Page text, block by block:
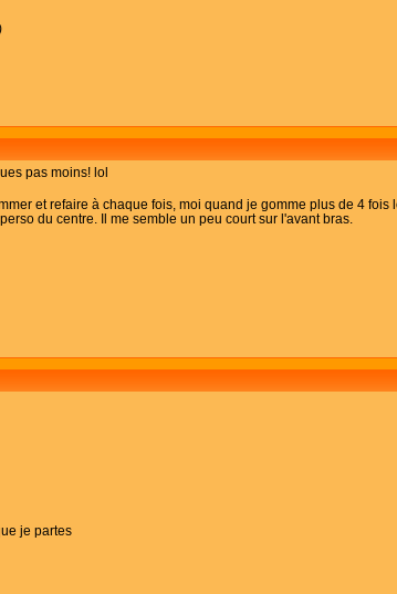
pas moins! lol
et refaire à chaque fois, moi quand je gomme plus de 4 fois
du centre. Il me semble un peu court sur l'avant bras.
je partes